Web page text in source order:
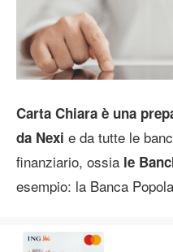
Carta Chiara è una
da Nexi e da tutte le
finanziario, ossia le
esempio: la Banca